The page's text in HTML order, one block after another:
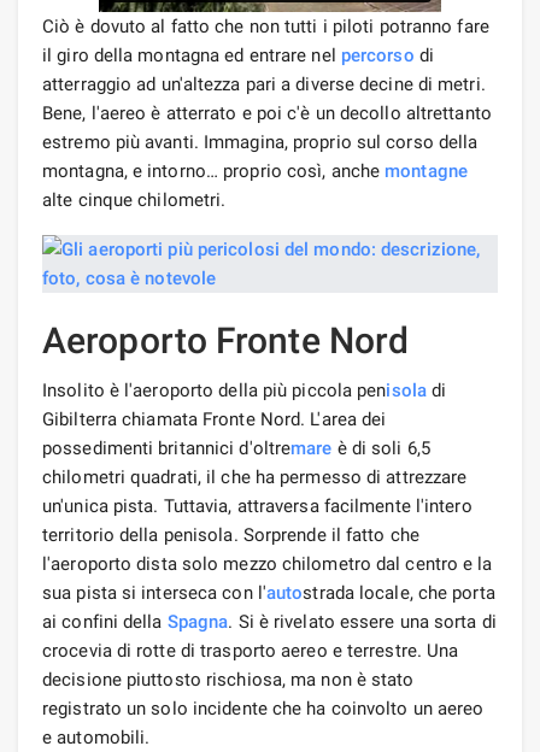
Ciò è dovuto al fatto che non tutti i piloti potranno fare
il giro della montagna ed entrare nel percorso di
atterraggio ad un'altezza pari a diverse decine di metri.
Bene, l'aereo è atterrato e poi c'è un decollo altrettanto
estremo più avanti. Immagina, proprio sul corso della
montagna, e intorno… proprio così, anche montagne
alte cinque chilometri.
Aeroporto Fronte Nord
Insolito è l'aeroporto della più piccola penisoladi
Gibilterra chiamata Fronte Nord. L'area dei
possedimenti britannici d'oltremare è di soli 6,5
chilometri quadrati, il che ha permesso di attrezzare
un'unica pista. Tuttavia, attraversa facilmente l'intero
territorio della penisola. Sorprende il fatto che
l'aeroporto dista solo mezzo chilometro dal centro e la
sua pista si interseca con l'autostrada locale, che porta
ai confini della Spagna. Si è rivelato essere una sorta di
crocevia di rotte di trasporto aereo e terrestre. Una
decisione piuttosto rischiosa, ma non è stato
registrato un solo incidente che ha coinvolto un aereo
e automobili.